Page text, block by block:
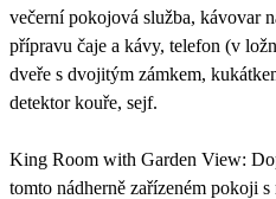
večerní pokojová služba, kávovar
přípravu čaje a kávy, telefon (v
dveře s dvojitým zámkem,
detektor kouře, sejf.
King Room with Garden View:
tomto nádherně zařízeném pokoji